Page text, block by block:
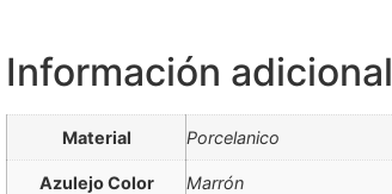
Información adicional
Material Porcelanico
Azulejo Color Marrón